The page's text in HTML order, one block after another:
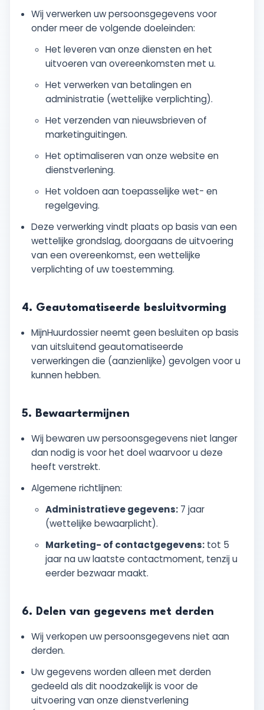
Wij verwerken uw persoonsgegevens voor
onder meer de volgende doeleinden:
Het leveren van onze diensten en het
uitvoeren van overeenkomsten met u.
Het verwerken van betalingen en
administratie (wettelijke verplichting).
Het verzenden van nieuwsbrieven of
marketinguitingen.
Het optimaliseren van onze website en
dienstverlening.
Het voldoen aan toepasselijke wet- en
regelgeving.
Deze verwerking vindt plaats op basis van een
wettelijke grondslag, doorgaans de uitvoering
van een overeenkomst, een wettelijke
verplichting of uw toestemming.
4. Geautomatiseerde besluitvorming
MijnHuurdossier neemt geen besluiten op basis
van uitsluitend geautomatiseerde
verwerkingen die (aanzienlijke) gevolgen voor u
kunnen hebben.
5. Bewaartermijnen
Wij bewaren uw persoonsgegevens niet langer
dan nodig is voor het doel waarvoor u deze
heeft verstrekt.
Algemene richtlijnen:
Administratieve gegevens: 7 jaar
(wettelijke bewaarplicht).
Marketing- of contactgegevens: tot 5
jaar na uw laatste contactmoment, tenzij u
eerder bezwaar maakt.
6. Delen van gegevens met derden
Wij verkopen uw persoonsgegevens niet aan
derden.
Uw gegevens worden alleen met derden
gedeeld als dit noodzakelijk is voor de
uitvoering van onze dienstverlening